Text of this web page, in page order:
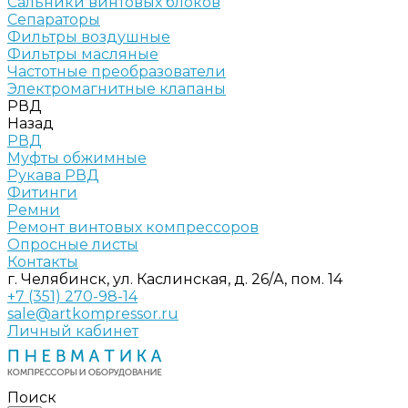
Сепараторы
Фильтры воздушные
Фильтры масляные
Частотные преобразователи
Электромагнитные клапаны
РВД
Назад
РВД
Муфты обжимные
Рукава РВД
Фитинги
Ремни
Ремонт винтовых компрессоров
Опросные листы
Контакты
г. Челябинск, ул. Каслинская, д. 26/А, пом. 14
+7 (351) 270-98-14
sale@artkompressor.ru
Личный кабинет
Поиск